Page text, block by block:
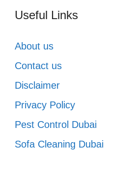
Useful Links
About us
Contact us
Disclaimer
Privacy Policy
Pest Control Dubai
Sofa Cleaning Dubai